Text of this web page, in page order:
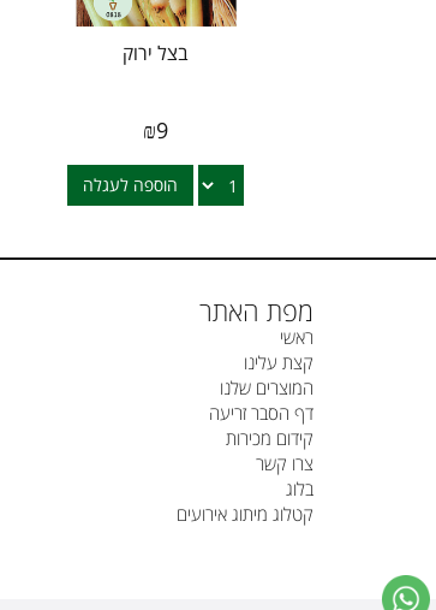
בצל ירוק
₪9
הוספה לעגלה
מפת האתר
ראשי
קצת עלינו
המוצרים שלנו
דף הסבר זריעה
קידום מכירות
צרו קשר
בלוג
קטלוג מיתוג אירועים